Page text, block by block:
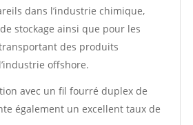
dans l’industrie chimique,
stockage ainsi que pour les
des produits
offshore.
avec un fil fourré duplex de
également un excellent taux de